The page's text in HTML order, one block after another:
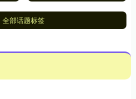
全部话题标签